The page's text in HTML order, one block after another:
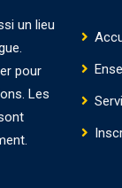
un lieu
pour
Les